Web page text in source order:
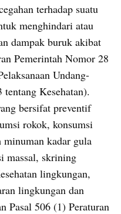
terhadap suatu
menghindari atau
dampak buruk akibat
Pemerintah Nomor 28
Undang-
Kesehatan).
bersifat preventif
rokok, konsumsi
minuman kadar gula
massal, skrining
lingkungan,
lingkungan dan
Pasal 506 (1) Peraturan